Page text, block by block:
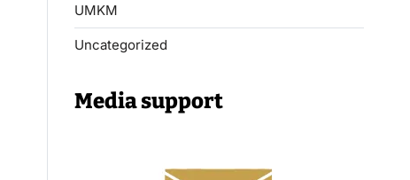
UMKM
Uncategorized
Media support